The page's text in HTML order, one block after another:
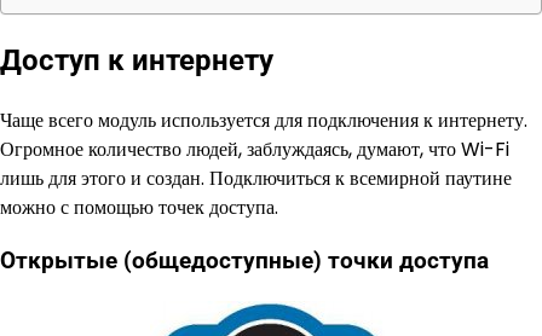
Доступ к интернету
Чаще всего модуль используется для подключения к интернету.
Огромное количество людей, заблуждаясь, думают, что Wi-Fi
лишь для этого и создан. Подключиться к всемирной паутине
можно с помощью точек доступа.
Открытые (общедоступные) точки доступа